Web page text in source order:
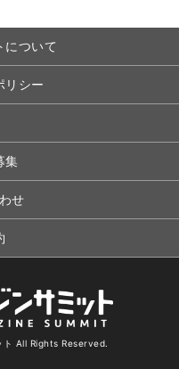
について
リシー
集
せ
All Rights Reserved.